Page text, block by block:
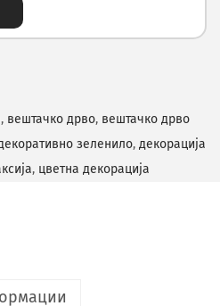
, вештачко дрво, вештачко дрво
зеленило, декорација
, цветна декорација